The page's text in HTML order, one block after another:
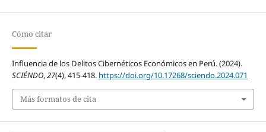
Cómo citar
Influencia de los Delitos Cibernéticos Económicos en Perú. (2024).
SCIÉNDO,27(4), 415-418. https://doi.org/10.17268/sciendo.2024.071
Más formatos de cita